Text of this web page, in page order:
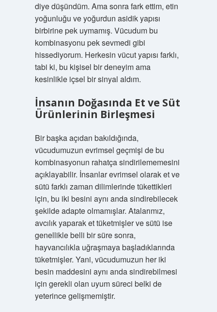
diye düşündüm. Ama sonra fark ettim, etin
yoğunluğu ve yoğurdun asidik yapısı
birbirine pek uymamış. Vücudum bu
kombinasyonu pek sevmedi gibi
hissediyorum. Herkesin vücut yapısı farklı,
tabi ki, bu kişisel bir deneyim ama
kesinlikle içsel bir sinyal aldım.
İnsanın Doğasında Et ve Süt
Ürünlerinin Birleşmesi
Bir başka açıdan bakıldığında,
vücudumuzun evrimsel geçmişi de bu
kombinasyonun rahatça sindirilememesini
açıklayabilir. İnsanlar evrimsel olarak et ve
sütü farklı zaman dilimlerinde tükettikleri
için, bu iki besini aynı anda sindirebilecek
şekilde adapte olmamışlar. Atalarımız,
avcılık yaparak et tüketmişler ve sütü ise
genellikle belli bir süre sonra,
hayvancılıkla uğraşmaya başladıklarında
tüketmişler. Yani, vücudumuzun her iki
besin maddesini aynı anda sindirebilmesi
için gerekli olan uyum süreci belki de
yeterince gelişmemiştir.